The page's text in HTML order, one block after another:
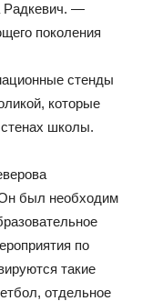
Радкевич. —
поколения
стенды
которые
школы.
Он был необходим
по
такие
отдельное